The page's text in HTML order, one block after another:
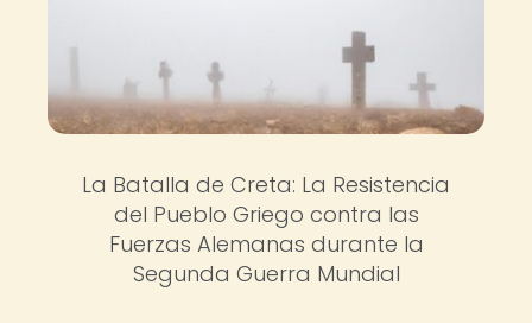
La Batalla de Creta: La Resistencia
del Pueblo Griego contra las
Fuerzas Alemanas durante la
Segunda Guerra Mundial